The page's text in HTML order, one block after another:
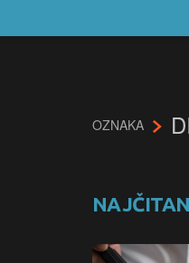
OZNAKA